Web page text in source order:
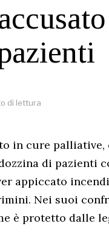
di lettura
in cure palliative,
di pazienti
appiccato
Nei suoi
è protetto dalle